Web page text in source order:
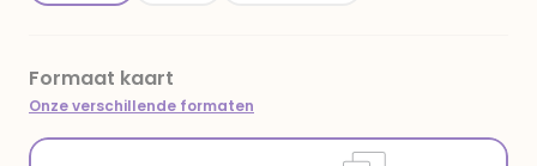
Formaat kaart
Onze verschillende formaten